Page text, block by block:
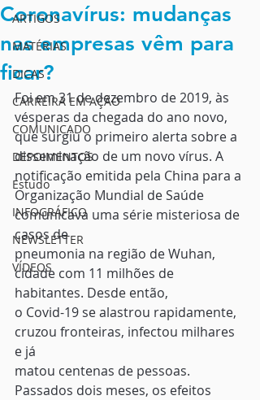
ARTIGOS
MATÉRIAS
DICAS
CARREIRA EM AÇÃO
COMUNICADO
DEPOIMENTOS
Estudo
INFOGRÁFICO
NEWSLETTER
VÍDEOS
Coronavírus: mudanças
nas empresas vêm para
ficar?
Foi em 31 de dezembro de 2019, às
vésperas da chegada do ano novo,
que surgiu o primeiro alerta sobre a
disseminação de um novo vírus. A
notificação emitida pela China para a
Organização Mundial de Saúde
comunicava uma série misteriosa de
casos de
pneumonia na região de Wuhan,
cidade com 11 milhões de
habitantes. Desde então,
o Covid-19 se alastrou rapidamente,
cruzou fronteiras, infectou milhares
e já
matou centenas de pessoas.
Passados dois meses, os efeitos